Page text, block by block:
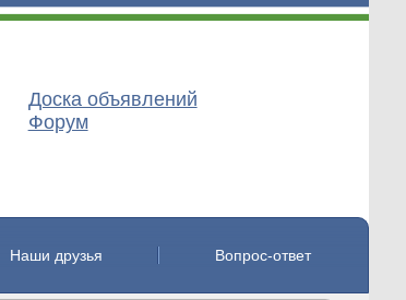
Доска объявлений
Форум
Наши друзья Вопрос-ответ